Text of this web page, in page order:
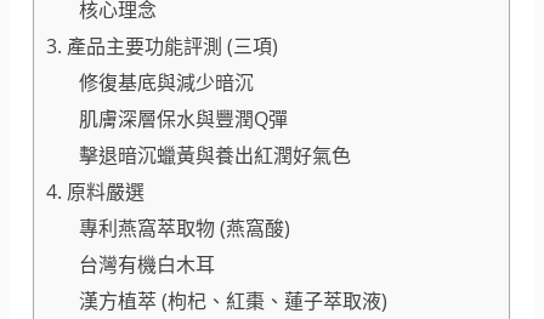
核心理念
3. 產品主要功能評測 (三項)
修復基底與減少暗沉
肌膚深層保水與豐潤Q彈
擊退暗沉蠟黃與養出紅潤好氣色
4. 原料嚴選
專利燕窩萃取物 (燕窩酸)
台灣有機白木耳
漢方植萃 (枸杞、紅棗、蓮子萃取液)